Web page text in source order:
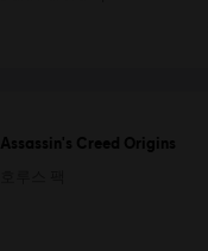
Assassin's Creed Origins